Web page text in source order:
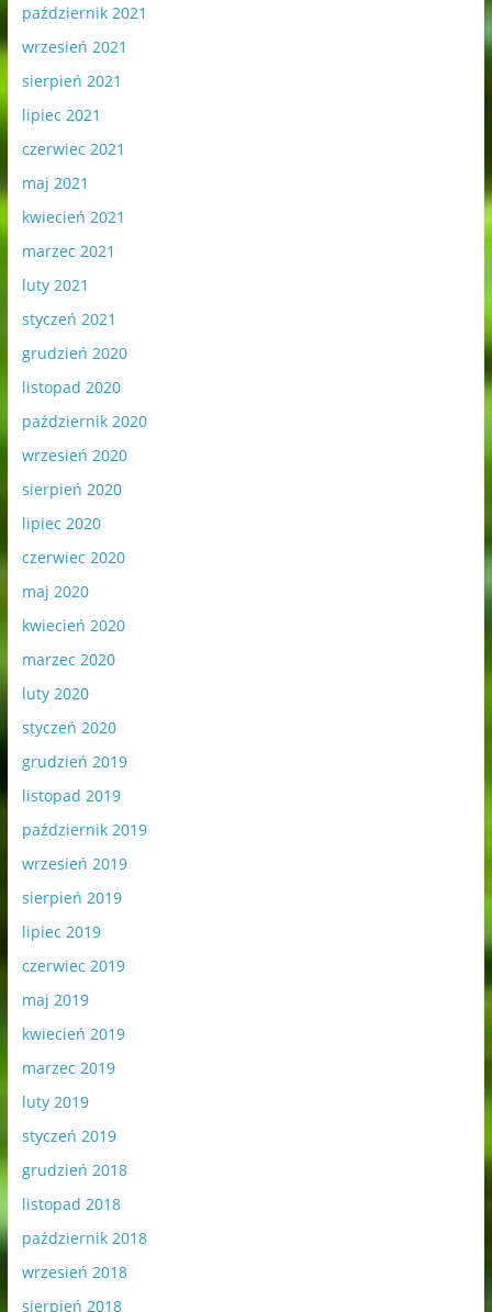
październik 2021
wrzesień 2021
sierpień 2021
lipiec 2021
czerwiec 2021
maj 2021
kwiecień 2021
marzec 2021
luty 2021
styczeń 2021
grudzień 2020
listopad 2020
październik 2020
wrzesień 2020
sierpień 2020
lipiec 2020
czerwiec 2020
maj 2020
kwiecień 2020
marzec 2020
luty 2020
styczeń 2020
grudzień 2019
listopad 2019
październik 2019
wrzesień 2019
sierpień 2019
lipiec 2019
czerwiec 2019
maj 2019
kwiecień 2019
marzec 2019
luty 2019
styczeń 2019
grudzień 2018
listopad 2018
październik 2018
wrzesień 2018
sierpień 2018